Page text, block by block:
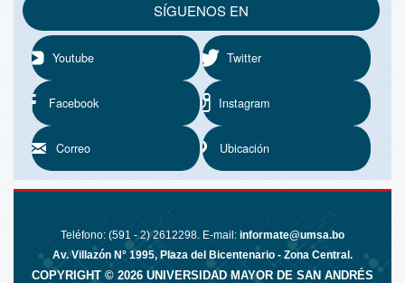
SÍGUENOS EN
Youtube Twitter
Facebook Instagram
Correo Ubicación
^ SUBIR
Teléfono: (591 - 2) 2612298. E-mail: informate@umsa.bo
Av. Villazón N° 1995, Plaza del Bicentenario - Zona Central.
COPYRIGHT © 2026 UNIVERSIDAD MAYOR DE SAN ANDRÉS